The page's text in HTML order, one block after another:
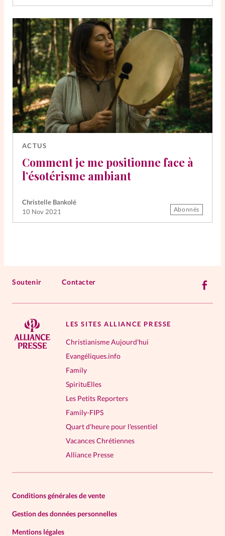
ACTUS
Comment je me positionne face à
l’ésotérisme ambiant
Christelle Bankolé
10 Nov 2021
Abonnés
Soutenir Contacter
LES SITES ALLIANCE PRESSE
Christianisme Aujourd'hui
Evangéliques.info
Family
SpirituElles
Les Petits Reporters
Family-FIPS
Quart d'heure pour l'essentiel
Vacances Chrétiennes
Alliance Presse
Conditions générales de vente
Gestion des données personnelles
Mentions légales